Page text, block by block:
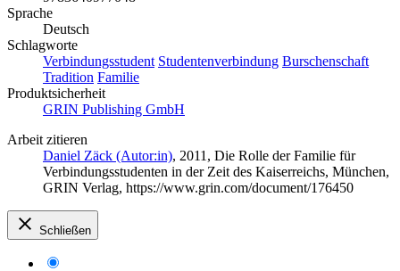
Sprache
Deutsch
Schlagworte
Verbindungsstudent Studentenverbindung Burschenschaft
Tradition Familie
Produktsicherheit
GRIN Publishing GmbH
Arbeit zitieren
Daniel Zäck (Autor:in), 2011, Die Rolle der Familie für
Verbindungsstudenten in der Zeit des Kaiserreichs, München,
GRIN Verlag, https://www.grin.com/document/176450
Schließen